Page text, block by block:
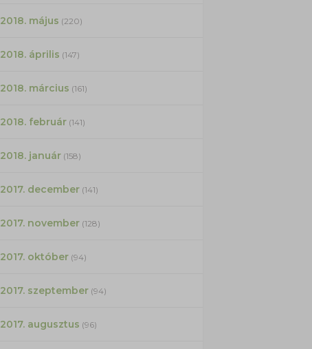
2018. május (220)
2018. április (147)
2018. március (161)
2018. február(141)
2018. január(158)
2017. december(141)
2017. november(128)
2017. október(94)
2017. szeptember(94)
2017. augusztus (96)